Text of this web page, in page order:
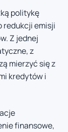
politykę
redukcji emisji
Z jednej
z
mierzyć się z
kredytów i
finansowe,